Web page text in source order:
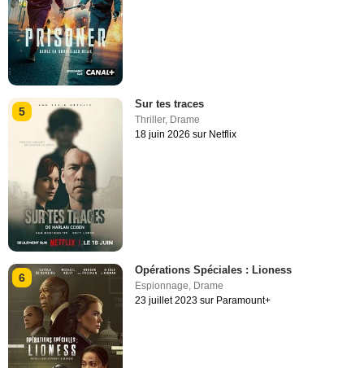
5
Sur tes traces
Thriller, Drame
18 juin 2026 sur Netflix
6
Opérations Spéciales : Lioness
Espionnage Drame
23 juillet 2023 sur Paramount+